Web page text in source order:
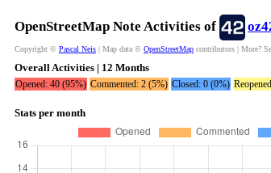
OpenStreetMap Note Activities of
Copyright © Pascal Neis | Map data © OpenStreetMap contributors | More?
Overall Activities | 12 Months
Opened: 40 (95%) Commented: 2 (5%) Closed: 0 (0%)
Stats per month